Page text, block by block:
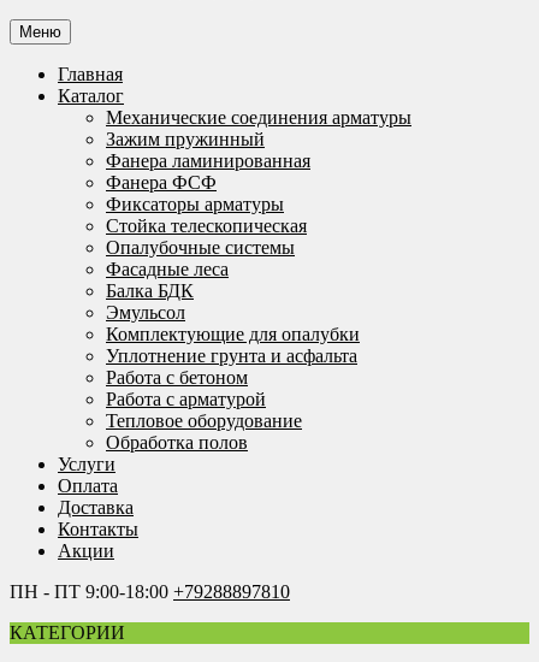
Меню
Главная
Каталог
Механические соединения арматуры
Зажим пружинный
Фанера ламинированная
Фанера ФСФ
Фиксаторы арматуры
Стойка телескопическая
Опалубочные системы
Фасадные леса
Балка БДК
Эмульсол
Комплектующие для опалубки
Уплотнение грунта и асфальта
Работа с бетоном
Работа с арматурой
Тепловое оборудование
Обработка полов
Услуги
Оплата
Доставка
Контакты
Акции
ПН - ПТ 9:00-18:00 +79288897810
КАТЕГОРИИ